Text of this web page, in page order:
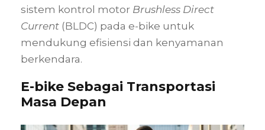
sistem kontrol motor Brushless Direct
Current (BLDC) pada e-bike untuk
mendukung efisiensi dan kenyamanan
berkendara.
E-bike Sebagai Transportasi
Masa Depan